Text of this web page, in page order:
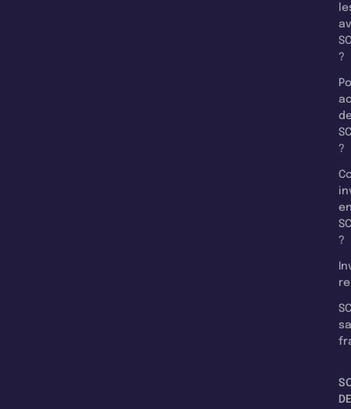
?
?
?
DE